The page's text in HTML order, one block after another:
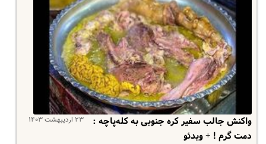
۲۳ اردیبهشت ۱۴۰۳
واکنش جالب سفیر کره جنوبی به کله‌پاچه :
دمت گرم ! + ویدئو